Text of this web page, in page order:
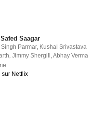
Saagar
Parmar, Kushal Srivastava
,Jimmy Shergill ,Abhay Verma
sur Netflix